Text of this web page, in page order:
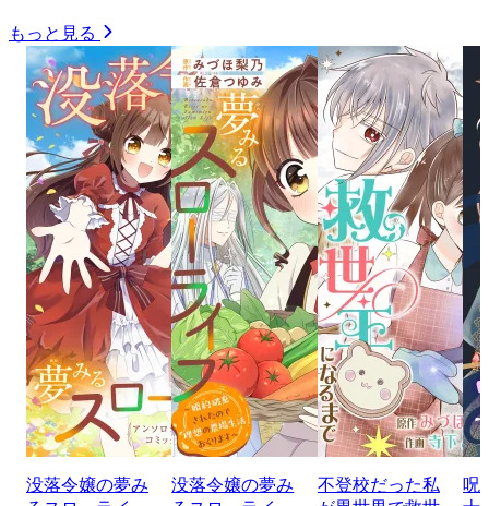
もっと見る
没落令嬢の夢み
没落令嬢の夢み
不登校だった私
呪